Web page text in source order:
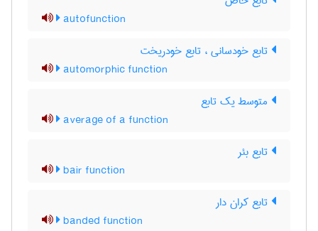
autofunction
تابع خودسانی ، تابع خودریخت
automorphic function
متوسط یک تابع
average of a function
تابع بئر
bair function
تابع کران دار
banded function